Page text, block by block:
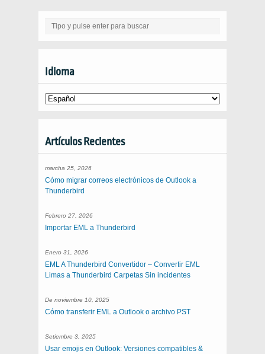
Idioma
Artículos Recientes
marcha 25, 2026
Cómo migrar correos electrónicos de Outlook a
Thunderbird
Febrero 27, 2026
Importar EML a Thunderbird
Enero 31, 2026
EML A Thunderbird Convertidor – Convertir EML
Limas a Thunderbird Carpetas Sin incidentes
De noviembre 10, 2025
Cómo transferir EML a Outlook o archivo PST
Setiembre 3, 2025
Usar emojis en Outlook: Versiones compatibles &